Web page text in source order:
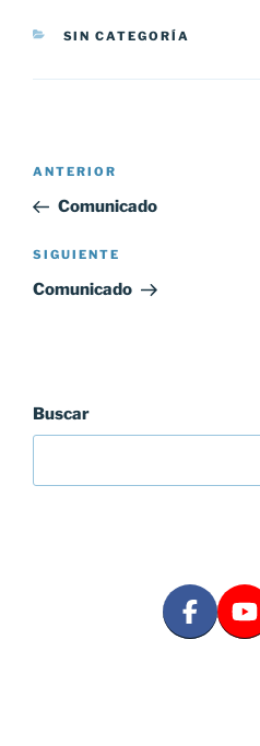
CATEGORÍAS
SIN CATEGORÍA
Navegación
entradas
Entrada
anterior:
ANTERIOR
Comunicado
Siguiente
entrada
SIGUIENTE
Comunicado
Buscar